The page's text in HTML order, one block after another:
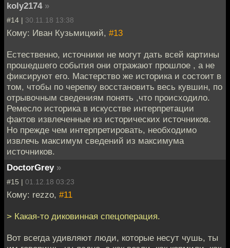
koly2174 »
#14 | 30.11.18 13:38
Кому: Иван Кузьмицкий, #13
Естественно, источники не могут дать всей картины
прошедшего события они отражают прошлое , а не
фиксируют его. Мастерство же историка и состоит в
том, чтобы по черепку восстановить весь кувшин, по
отрывочным сведениям понять ,что происходило.
Ремесло историка в искусстве интерпретации
фактов извлеченные из исторических источников.
Но прежде чем интерпретировать, необходимо
извлечь максимум сведений из максимума
источников.
DoctorGrey »
#15 | 01.12.18 03:23
Кому: rezzo, #11
> Какая-то диковинная спецоперация.
Вот всегда удивляют люди, которые несут чушь, ты